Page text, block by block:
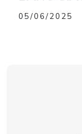
05/06/2025